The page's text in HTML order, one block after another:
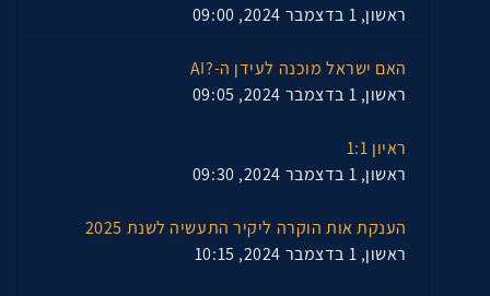
ראשון, 1 בדצמבר 2024, 09:00
האם ישראל מוכנה לעידן ה-?AI
ראשון, 1 בדצמבר 2024, 09:05
ראיון 1:1
ראשון, 1 בדצמבר 2024, 09:30
הענקת אות הוקרה ליקיר התעשיה לשנת 2025
ראשון, 1 בדצמבר 2024, 10:15